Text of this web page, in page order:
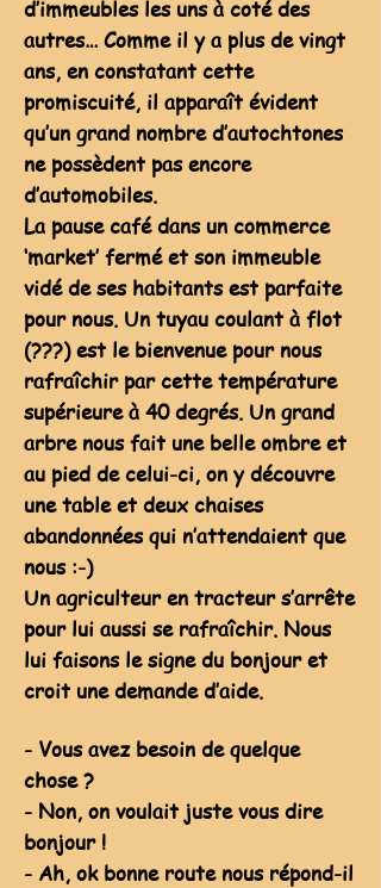
d’immeubles les uns à coté des
autres… Comme il y a plus de vingt
ans, en constatant cette
promiscuité, il apparaît évident
qu’un grand nombre d’autochtones
ne possèdent pas encore
d’automobiles.
La pause café dans un commerce
‘market’ fermé et son immeuble
vidé de ses habitants est parfaite
pour nous. Un tuyau coulant à flot
(???) est le bienvenue pour nous
rafraîchir par cette température
supérieure à 40 degrés. Un grand
arbre nous fait une belle ombre et
au pied de celui-ci, on y découvre
une table et deux chaises
abandonnées qui n’attendaient que
nous :-)
Un agriculteur en tracteur s’arrête
pour lui aussi se rafraîchir. Nous
lui faisons le signe du bonjour et
croit une demande d’aide.
- Vous avez besoin de quelque
chose ?
- Non, on voulait juste vous dire
bonjour !
- Ah, ok bonne route nous répond-il